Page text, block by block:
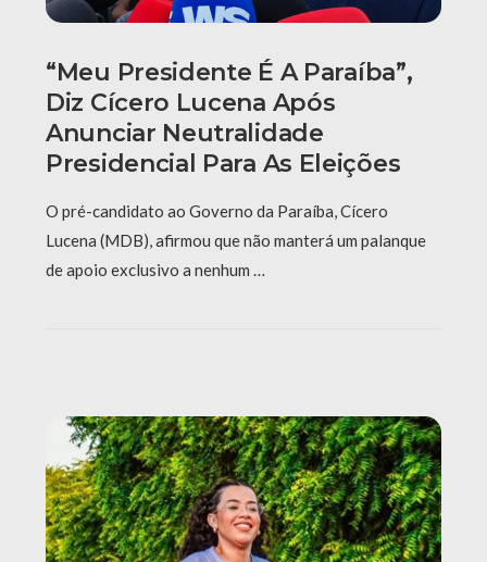
“Meu Presidente É A Paraíba”,
Diz Cícero Lucena Após
Anunciar Neutralidade
Presidencial Para As Eleições
O pré-candidato ao Governo da Paraíba, Cícero
Lucena (MDB), afirmou que não manterá um palanque
de apoio exclusivo a nenhum …